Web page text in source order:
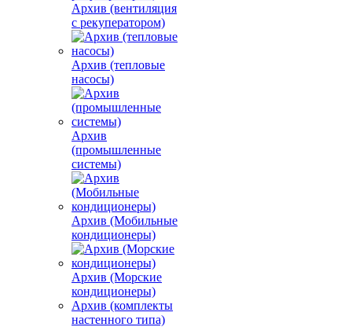
Архив (вентиляция
с рекуператором)
Архив (тепловые
насосы)
Архив
(промышленные
системы)
Архив (Мобильные
кондиционеры)
Архив (Морские
кондиционеры)
Архив (комплекты
настенного типа)